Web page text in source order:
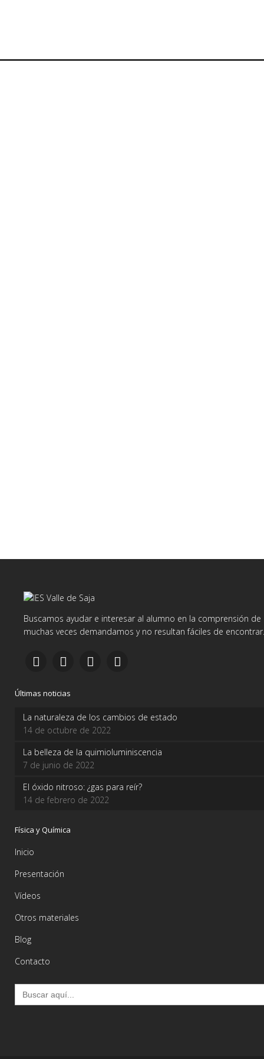
Buscamos ayudar e interesar al alumno en la comprensión
muchas veces demandamos y no resultan fáciles de encontrar.
Últimas noticias
La naturaleza de los cambios de estado
14 de octubre de 2022
La belleza de la quimioluminiscencia
7 de junio de 2022
El óxido nitroso: ¿gas para reír?
14 de febrero de 2022
Física y Química
Inicio
Presentación
Vídeos
Otros materiales
Blog
Contacto
Buscar: